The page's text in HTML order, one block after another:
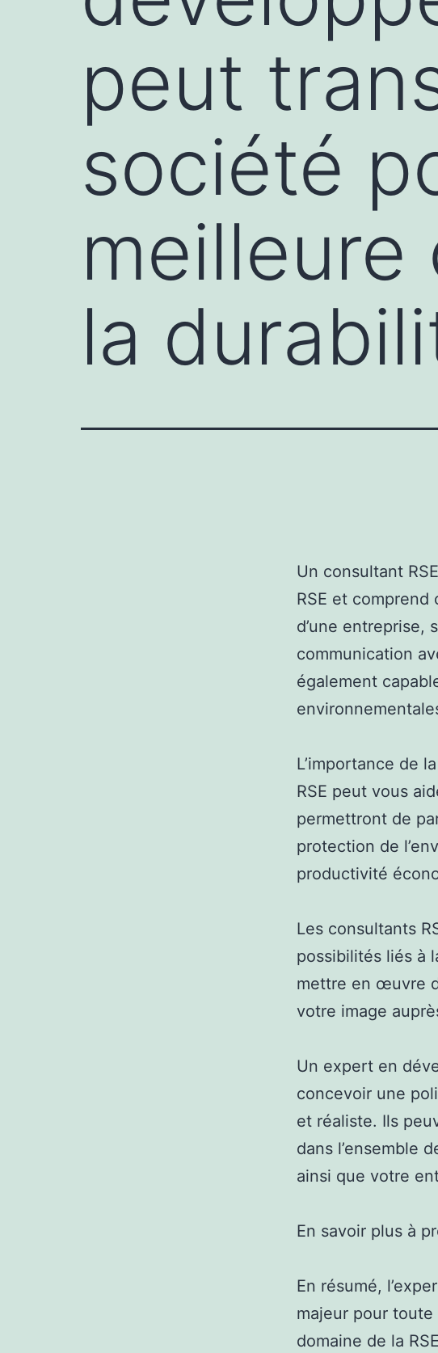
peut
société
la
Un consultant
RSE et
d’une entreprise,
communication
également
L’importance de
RSE peut vous
permettront de
protection de
productivité
Les consultants
possibilités liés à
mettre en œuvre
votre image
Un expert en
concevoir une
et réaliste. Ils
dans l’ensemble
ainsi que votre
En savoir plus à
En résumé,
majeur pour
domaine de la